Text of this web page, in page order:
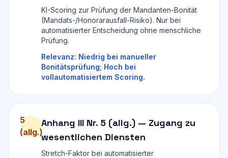
KI-Scoring zur Prüfung der Mandanten-Bonität
(Mandats-/Honorarausfall-Risiko). Nur bei
automatisierter Entscheidung ohne menschliche
Prüfung.
Relevanz: Niedrig bei manueller
Bonitätsprüfung; Hoch bei
vollautomatisiertem Scoring.
5
(allg.)
Anhang III Nr. 5 (allg.) — Zugang zu
wesentlichen Diensten
Stretch-Faktor bei automatisierter